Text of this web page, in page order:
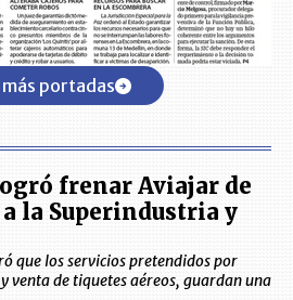
portadas
frenar Aviajar de
la Superindustria y
que los servicios pretendidos por
venta de tiquetes aéreos, guardan una